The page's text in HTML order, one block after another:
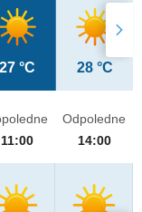
27 °C 28 °C
11:00
Odpoledne
14:00